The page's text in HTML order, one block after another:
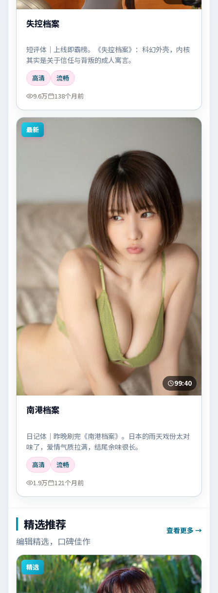
失控档案
短评体｜上线即霸榜。《失控档案》：科幻外壳，内核
其实是关于信任与背叛的成人寓言。
高清
流畅
9.6万
138个月前
最新
99:40
南港档案
日记体｜昨晚刷完《南港档案》。日本的雨天戏份太对
味了，爱情气质拉满，结尾余味很长。
高清
流畅
1.9万
121个月前
精选推荐
编辑精选，口碑佳作
查看更多 →
精选